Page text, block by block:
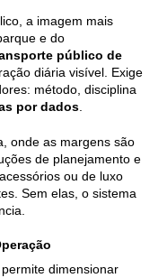
a imagem mais
e do
público de
diária visível. Exige
método, disciplina
por dados
onde as margens são
de planejamento e
ou de luxo
Sem elas, o sistema
dimensionar